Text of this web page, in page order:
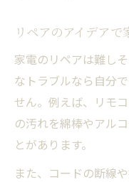
リペアのアイデア
家電のリペアは難し
なトラブルなら自分
せん。例えば、リモ
の汚れを綿棒やアル
とがあります。
また、コードの断線